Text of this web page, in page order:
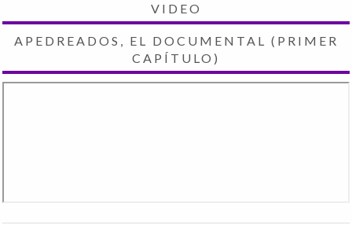
VIDEO
APEDREADOS, EL DOCUMENTAL (PRIMER
CAPÍTULO)